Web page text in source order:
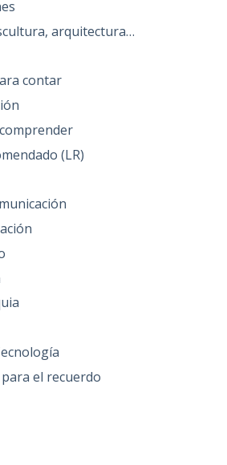
arquitectura…
contar
(LR)
el recuerdo